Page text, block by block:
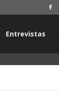
Entrevistas